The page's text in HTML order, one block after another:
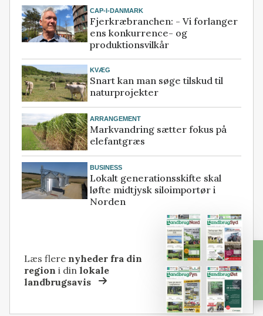
CAP-I-DANMARK
Fjerkræbranchen: - Vi forlanger
ens konkurrence- og
produktionsvilkår
KVÆG
Snart kan man søge tilskud til
naturprojekter
ARRANGEMENT
Markvandring sætter fokus på
elefantgræs
BUSINESS
Lokalt generationsskifte skal
løfte midtjysk siloimportør i
Norden
Læs flere nyheder fra din
region i dinlokale
landbrugsavis